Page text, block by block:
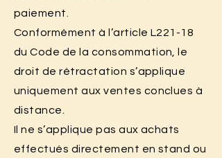
paiement.
Conformément à l’article L221-18
du Code de la consommation, le
droit de rétractation s’applique
uniquement aux ventes conclues à
distance.
Il ne s’applique pas aux achats
effectués directement en stand ou